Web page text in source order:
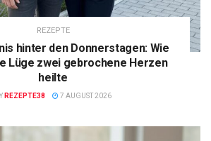
REZEPTE
hinter den Donnerstagen: Wie
Lüge zwei gebrochene Herzen
heilte
REZEPTE38 7 AUGUST 2026